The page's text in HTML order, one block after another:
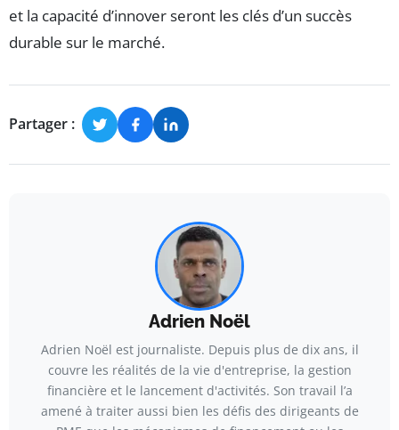
et la capacité d’innover seront les clés d’un succès
durable sur le marché.
Partager :
Adrien Noël
Adrien Noël est journaliste. Depuis plus de dix ans, il
couvre les réalités de la vie d'entreprise, la gestion
financière et le lancement d'activités. Son travail l’a
amené à traiter aussi bien les défis des dirigeants de